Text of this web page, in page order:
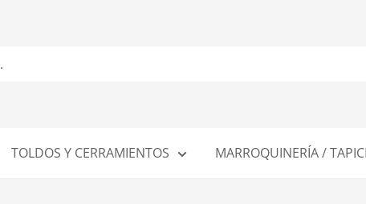
TOLDOS Y CERRAMIENTOS MARROQUINERÍA /